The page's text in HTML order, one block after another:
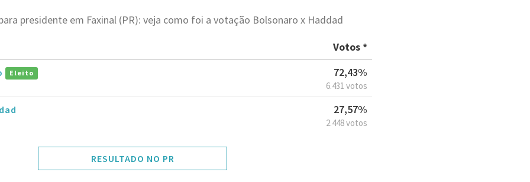
presidente em Faxinal (PR): veja como foi a votação Bolsonaro x Haddad
Votos *
Eleito 72,43%
6.431 votos
27,57%
2.448 votos
RESULTADO NO PR